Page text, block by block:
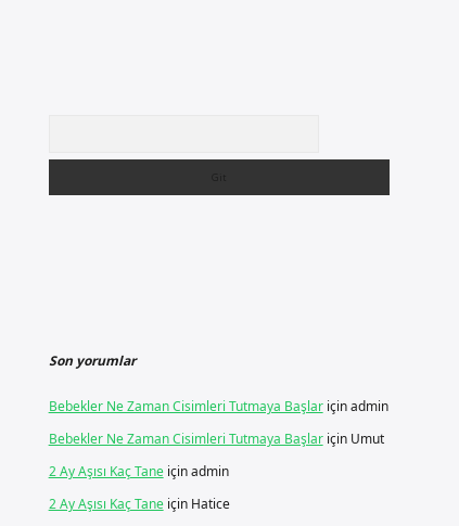
Son yorumlar
Bebekler Ne Zaman Cisimleri Tutmaya Başlariçinadmin
Bebekler Ne Zaman Cisimleri Tutmaya Başlariçin Umut
2 Ay Aşısı Kaç Taneiçinadmin
2 Ay Aşısı Kaç Taneiçin Hatice